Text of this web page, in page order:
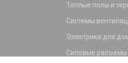
Теплые полы и
Системы
Электрика для
Силовые разъемы